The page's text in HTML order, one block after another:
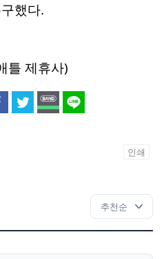
했다.
틀 제휴사)
인쇄